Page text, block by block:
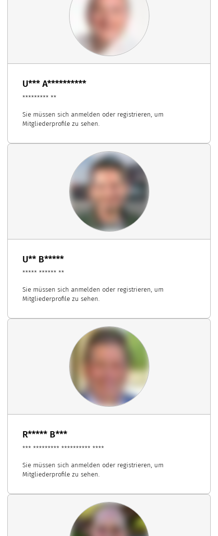
U*** A**********
********* **
Sie müssen sich anmelden oder registrieren, um
Mitgliederprofile zu sehen.
U** B*****
***** ****** **
Sie müssen sich anmelden oder registrieren, um
Mitgliederprofile zu sehen.
R***** B***
*** ********* ********** ****
Sie müssen sich anmelden oder registrieren, um
Mitgliederprofile zu sehen.